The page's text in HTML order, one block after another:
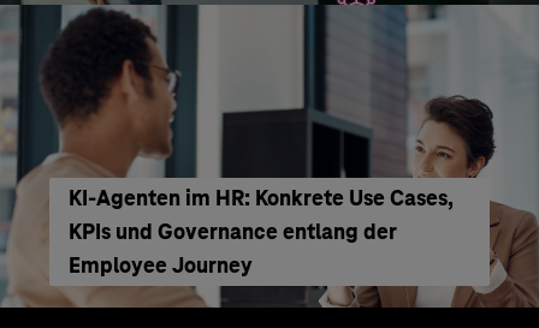
KI‑Agenten im HR: Konkrete Use Cases,
KPIs und Governance entlang der
Employee Journey